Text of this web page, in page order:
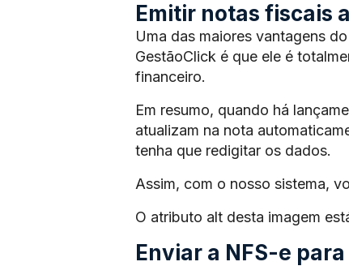
Emitir notas fiscais
Uma das maiores vantagens
GestãoClick é que ele é
financeiro.
Em resumo, quando há
atualizam na nota
tenha que redigitar os dados.
Assim, com o nosso sistema,
O atributo alt desta imagem
Enviar a NFS-e